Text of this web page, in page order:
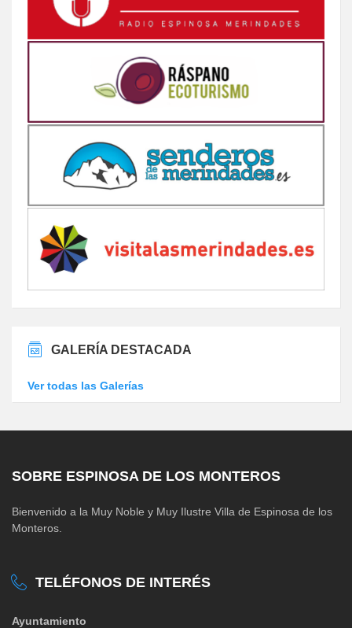
GALERÍA DESTACADA
Ver todas las Galerías
SOBRE ESPINOSA DE LOS MONTEROS
Bienvenido a la Muy Noble y Muy Ilustre Villa de Espinosa de los
Monteros.
TELÉFONOS DE INTERÉS
Ayuntamiento